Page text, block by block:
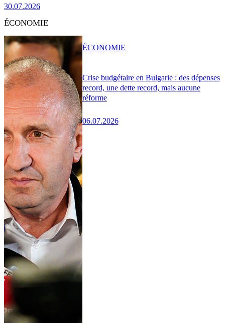
30.07.2026
ÉCONOMIE
Crise budgétaire en Bulgarie : des dépenses
record, une dette record, mais aucune
réforme
06.07.2026
ÉCONOMIE